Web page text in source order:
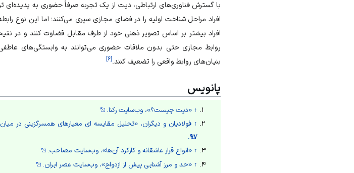
با گسترش فناوری‌های ارتباطی، دیت از یک تجربه صرفاً حضوری به پدیده‌ای
افراد مراحل شناخت اولیه را درفضای مجازی سپری می‌کنند؛ اما این نوع
افراد بیشتر بر اساس تصویر ذهنی خود از طرف مقابل قضاوت کنند و در
روابط مجازیحتی بدون ملاقات حضوری می‌توانند به وابستگی‌های
بنیان‌های روابط واقعی را تضعیف کنند.[۶]
پانویس
↑ «دیت چیست؟»، وب‌سایت رکنا.
↑
۹۷.
↑ «انواع قرار عاشقانه و کارکرد آن‌ها»، وب‌سایت مصاحب.
↑ «حد و مرز آشنایی پیش از ازدواج»، وب‌سایت عصر ایران.